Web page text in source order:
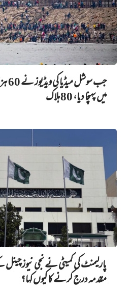
جب
میں پہنچا دیا، 80 ہلاک
پارلیمنٹ کی کمیٹی نے نجی نیوز
مقدمہ درج کرنے کا کیوں کہا؟